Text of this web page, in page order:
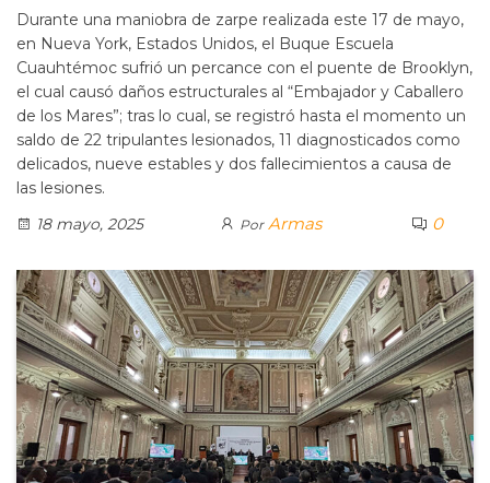
Durante una maniobra de zarpe realizada este 17 de mayo,
en Nueva York, Estados Unidos, el Buque Escuela
Cuauhtémoc sufrió un percance con el puente de Brooklyn,
el cual causó daños estructurales al “Embajador y Caballero
de los Mares”; tras lo cual, se registró hasta el momento un
saldo de 22 tripulantes lesionados, 11 diagnosticados como
delicados, nueve estables y dos fallecimientos a causa de
las lesiones.
18 mayo, 2025
Por Armas 0